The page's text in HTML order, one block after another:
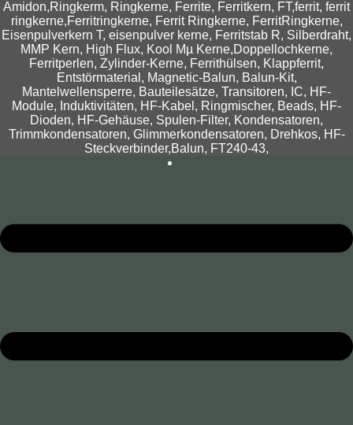
Amidon,Ringkerm, Ringkerne, Ferrite, Ferritkern, FT,ferrit, ferrit
ringkerne,Ferritringkerne, Ferrit Ringkerne, FerritRingkerne,
Eisenpulverkern T, eisenpulver kerne, Ferritstab R, Silberdraht,
MMP Kern, High Flux, Kool Mµ Kerne,Doppellochkerne,
Ferritperlen, Zylinder-Kerne, Ferrithülsen, Klappferrit,
Entstörmaterial, Magnetic-Balun, Balun-Kit,
Mantelwellensperre, Bauteilesätze, Transitoren, IC, HF-
Module, Induktivitäten, HF-Kabel, Ringmischer, Beads, HF-
Dioden, HF-Gehäuse, Spulen-Filter, Kondensatoren,
Trimmkondensatoren, Glimmerkondensatoren, Drehkos, HF-
Steckverbinder,Balun, FT240-43,